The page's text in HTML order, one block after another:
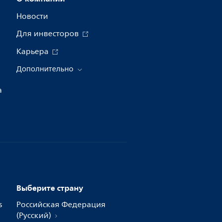
Новости
Для инвесторов
Карьера
Дополнительно
Выберите страну
Российская Федерация
(Русский)